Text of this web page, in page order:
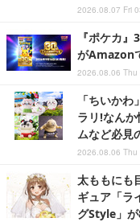
2026.08.07 Fri
『ポケカ
がAmazon
2026.08.06 Thu
「ちいか
ラリ!なん
ムなど必見
2026.08.06 Thu
太ももにも
ギュア「ラ
グStyle」